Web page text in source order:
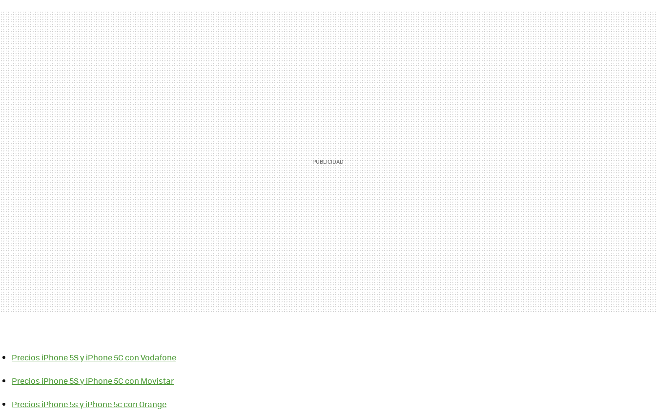
Precios iPhone 5S y iPhone 5C con Vodafone
Precios iPhone 5S y iPhone 5C con Movistar
Precios iPhone 5s y iPhone 5c con Orange